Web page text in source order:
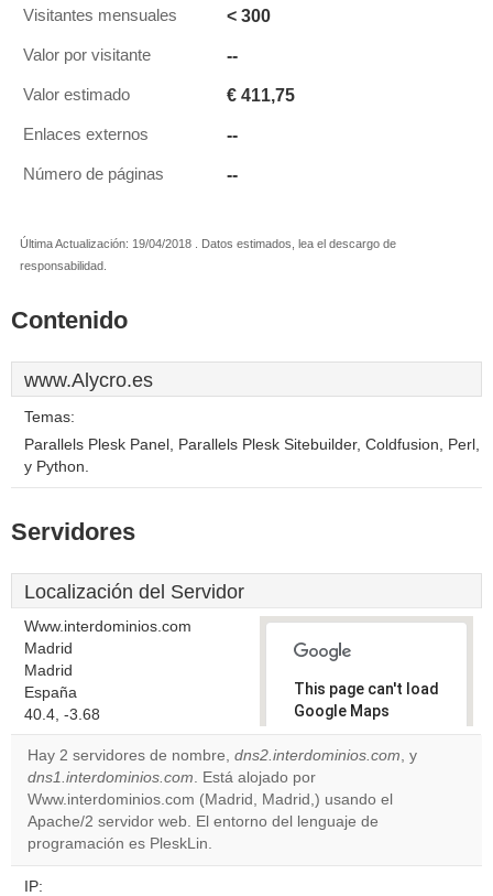
Visitantes mensuales < 300
Valor por visitante --
Valor estimado € 411,75
Enlaces externos --
Número de páginas --
Última Actualización: 19/04/2018 . Datos estimados, lea el descargo de
responsabilidad.
Contenido
www.Alycro.es
Temas:
Parallels Plesk Panel, Parallels Plesk Sitebuilder, Coldfusion, Perl,
y Python.
Servidores
Localización del Servidor
Www.interdominios.com
Madrid
Madrid
España
40.4, -3.68
This page can't load
Google Maps
correctly.
Do you
own this
website?
Hay 2 servidores de nombre, dns2.interdominios.com, y
dns1.interdominios.com. Está alojado por
Www.interdominios.com (Madrid, Madrid,) usando el
Apache/2 servidor web. El entorno del lenguaje de
programación es PleskLin.
IP: